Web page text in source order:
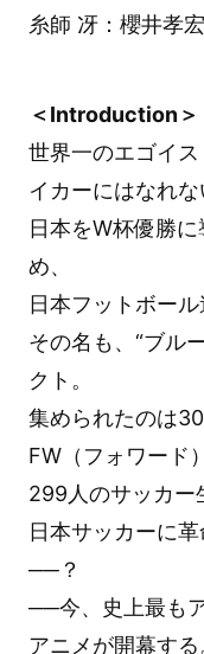
糸師 冴：櫻井孝宏
＜Introduction＞
世界一のエゴイ
イカーにはなれな
日本をW杯優勝
め、
日本フットボー
その名も、“ブル
クト。
集められたのは
FW（フォワード
299人のサッカー
日本サッカーに
──？
──今、史上最も
アニメが開幕する